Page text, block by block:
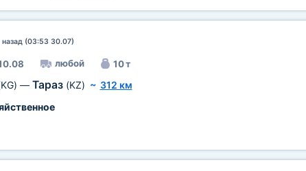
назад (03:53 30.07)
любой 10 т
— Тараз (KZ) ~ 312 км